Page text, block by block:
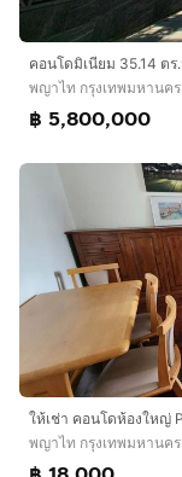
พญาไท กรุงเทพมหานคร
฿ 5,800,000
พญาไท กรุงเทพมหานคร